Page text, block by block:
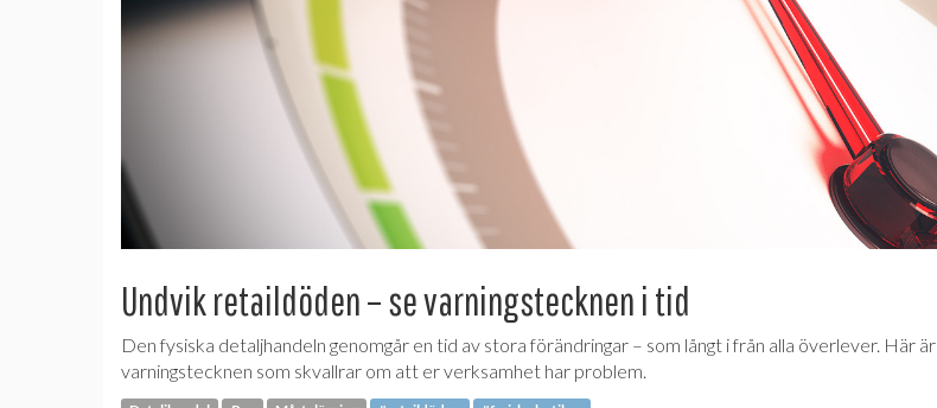
Undvik retaildöden – se varningstecknen i tid
Den fysiska detaljhandeln genomgår en tid av stora förändringar – som långt i från alla överlever. Här är
varningstecknen som skvallrar om att er verksamhet har problem.